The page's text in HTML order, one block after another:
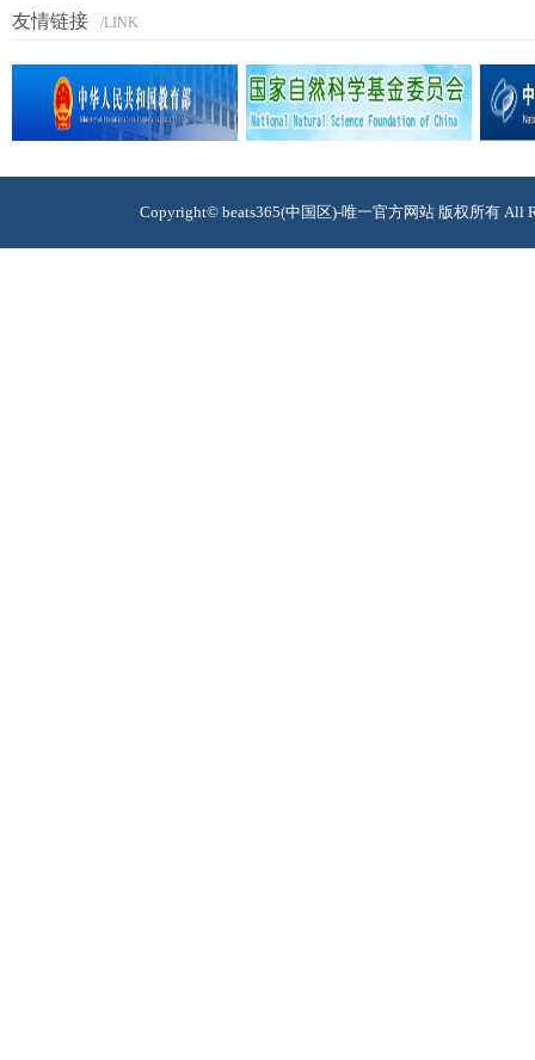
友情链接 /LINK
Copyright© beats365(中国区)-唯一官方网站 版权所有